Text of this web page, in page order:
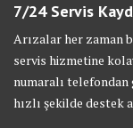
7/24 Servis
Arızalar her zaman
servis hizmetine
numaralı telefondan
hızlı şekilde destek